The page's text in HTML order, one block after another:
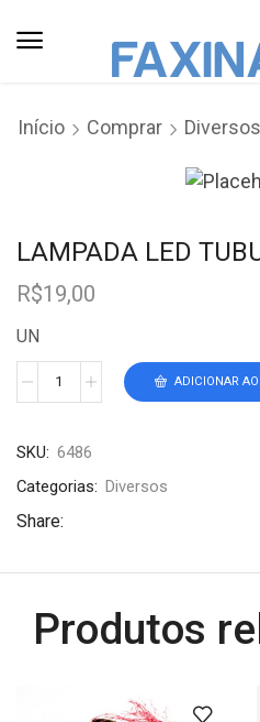
Início Comprar Diversos
LAMPADA LED
R$19,00
UN
ADICIONAR
SKU: 6486
Categorias: Diversos
Share:
Produtos